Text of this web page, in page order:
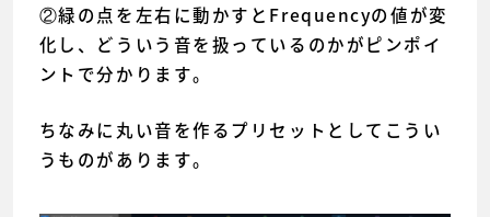
②緑の点を左右に動かすとFrequencyの値が変
化し、どういう音を扱っているのかがピンポイ
ントで分かります。
ちなみに丸い音を作るプリセットとしてこうい
うものがあります。